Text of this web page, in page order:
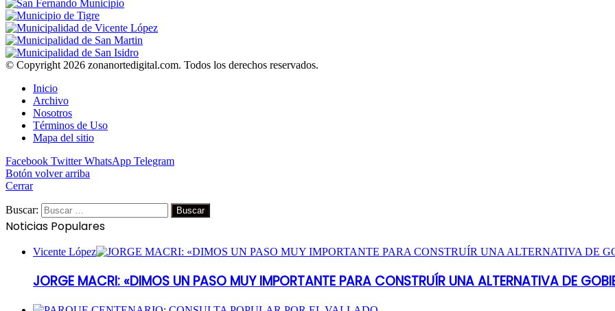
© Copyright 2026 zonanortedigital.com. Todos los derechos reservados.
Inicio
Archivo
Nosotros
Términos de Uso
Mapa del sitio
Facebook Twitter WhatsApp Telegram
Botón volver arriba
Cerrar
Buscar:
Noticias Populares
Vicente López
JORGE MACRI: «DIMOS UN PASO MUY IMPORTANTE PARA CONSTRUÍR UNA ALTERNATIVA DE